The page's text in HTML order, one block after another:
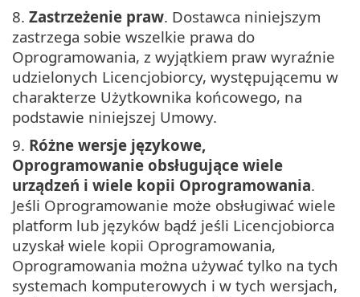
8. Zastrzeżenie praw. Dostawca niniejszym
zastrzega sobie wszelkie prawa do
Oprogramowania, z wyjątkiem praw wyraźnie
udzielonych Licencjobiorcy, występującemu w
charakterze Użytkownika końcowego, na
podstawie niniejszej Umowy.
9. Różne wersje językowe,
Oprogramowanie obsługujące wiele
urządzeń i wiele kopii Oprogramowania.
Jeśli Oprogramowanie może obsługiwać wiele
platform lub języków bądź jeśli Licencjobiorca
uzyskał wiele kopii Oprogramowania,
Oprogramowania można używać tylko na tych
systemach komputerowych i w tych wersjach,